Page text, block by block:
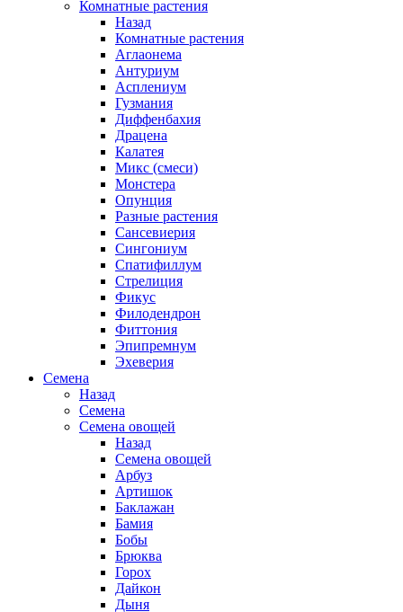
Комнатные растения
Назад
Комнатные растения
Аглаонема
Антуриум
Асплениум
Гузмания
Диффенбахия
Драцена
Калатея
Микс (смеси)
Монстера
Опунция
Разные растения
Сансевиерия
Сингониум
Спатифиллум
Стрелиция
Фикус
Филодендрон
Фиттония
Эпипремнум
Эхеверия
Семена
Назад
Семена
Семена овощей
Назад
Семена овощей
Арбуз
Артишок
Баклажан
Бамия
Бобы
Брюква
Горох
Дайкон
Дыня